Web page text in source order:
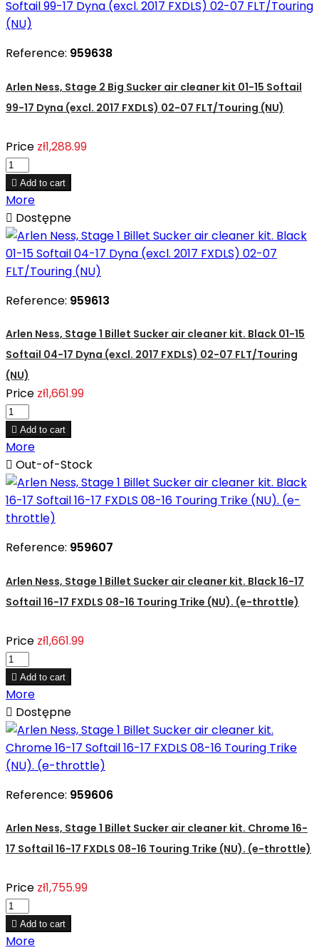
Reference: 959638
Arlen Ness, Stage 2 Big Sucker air cleaner kit 01-15 Softail
99-17 Dyna (excl. 2017 FXDLS) 02-07 FLT/Touring (NU)
Price zł1,288.99
 Add to cart
More
 Dostępne
Reference: 959613
Arlen Ness, Stage 1 Billet Sucker air cleaner kit. Black 01-15
Softail 04-17 Dyna (excl. 2017 FXDLS) 02-07 FLT/Touring
(NU)
Price zł1,661.99
 Add to cart
More
 Out-of-Stock
Reference: 959607
Arlen Ness, Stage 1 Billet Sucker air cleaner kit. Black 16-17
Softail 16-17 FXDLS 08-16 Touring Trike (NU). (e-throttle)
Price zł1,661.99
 Add to cart
More
 Dostępne
Reference: 959606
Arlen Ness, Stage 1 Billet Sucker air cleaner kit. Chrome 16-
17 Softail 16-17 FXDLS 08-16 Touring Trike (NU). (e-throttle)
Price zł1,755.99
 Add to cart
More